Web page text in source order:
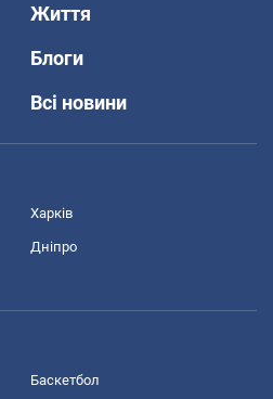
Життя
Блоги
Всі новини
Харків
Дніпро
Баскетбол